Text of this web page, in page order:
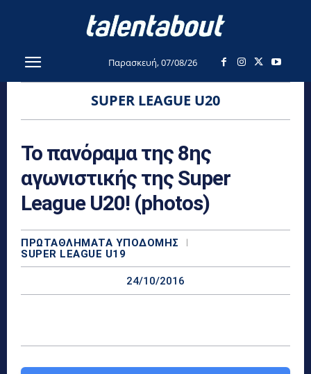
Παρασκευή, 07/08/26
SUPER LEAGUE U20
Το πανόραμα της 8ης
αγωνιστικής της Super
League U20! (photos)
ΠΡΩΤΑΘΛΉΜΑΤΑ YΠΟΔΟΜΉΣ
SUPER LEAGUE U19
24/10/2016